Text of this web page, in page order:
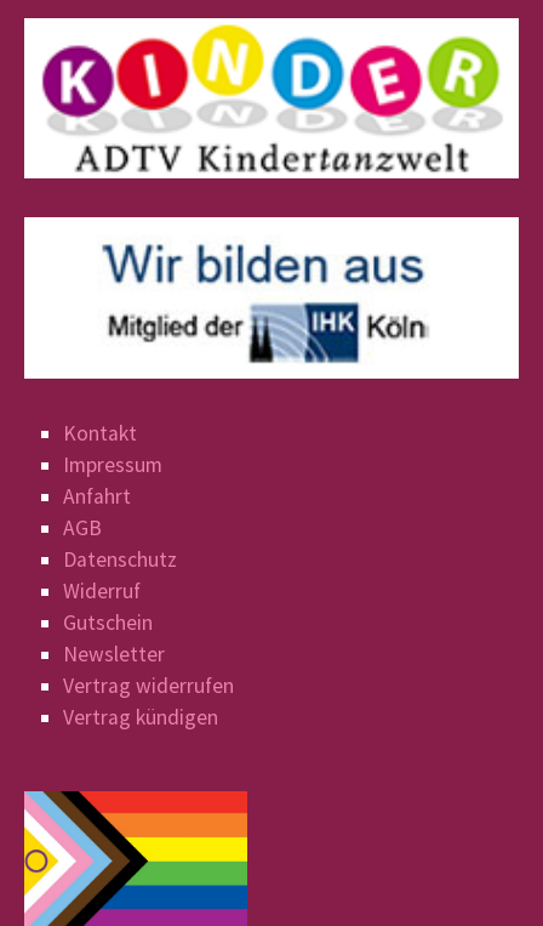
Kontakt
Impressum
Anfahrt
AGB
Datenschutz
Widerruf
Gutschein
Newsletter
Vertrag widerrufen
Vertrag kündigen